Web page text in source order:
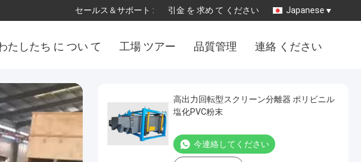
セールス＆サポート : 引金 を 求め て ください Japanese
たしたち に つい て 工場 ツアー 品質管理 連絡 ください
高出力回転型スクリーン分離器 ポリビニル
塩化PVC粉末
今連絡してください